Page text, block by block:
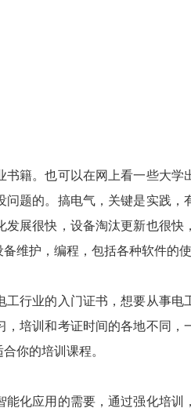
籍。也可以在网上看一些大
题的。搞电气，关键是实践，
展很快，设备淘汰更新也很快
维护，编程，包括各种软件的使
行业的入门证书，想要从事电
培训和考证时间的各地不同，
你的培训课程。
化应用的需要，通过强化培训